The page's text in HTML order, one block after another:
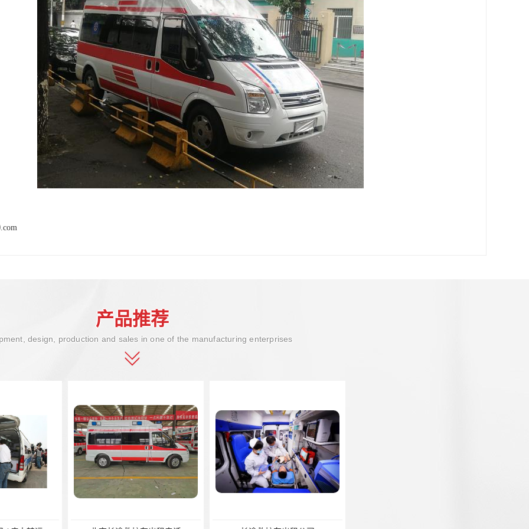
产品推荐
design, production and sales in one of the manufacturing enterprises